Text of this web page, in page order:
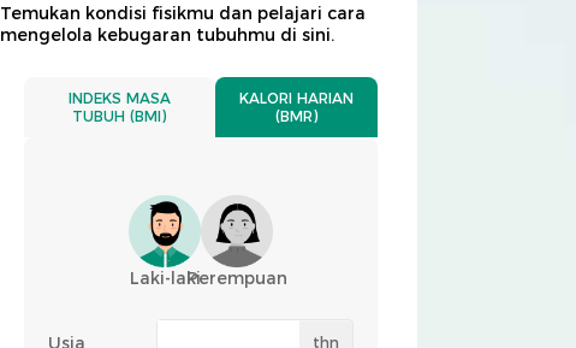
Temukan kondisi fisikmu dan pelajari cara
mengelola kebugaran tubuhmu di sini.
INDEKS MASA
TUBUH (BMI)
KALORI HARIAN
(BMR)
Laki-lakiPerempuan
Usia thn